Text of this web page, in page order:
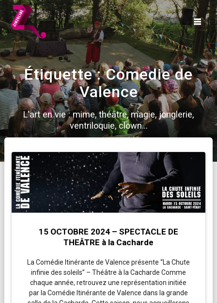
Skip
to
content
Étiquette :Comedie de
Valence
L'art en vie : mime, théâtre, magie, jonglerie,
ventriloquie, clown...
15 OCTOBRE 2024 – SPECTACLE DE
THEÂTRE à la Cacharde
La Comédie Itinérante de Valence présente “La Chute
infinie des soleils” – Théâtre à la Cacharde Comme
chaque année, retrouvez une représentation initiée
par la Comédie Itinérante de Valence dans la grande